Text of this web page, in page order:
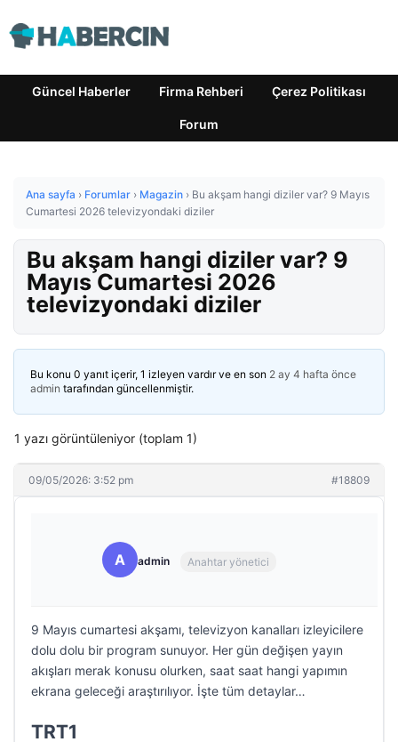
Güncel Haberler Firma Rehberi Çerez Politikası
Forum
Ana sayfa › Forumlar › Magazin › Bu akşam hangi diziler var? 9 Mayıs
Cumartesi 2026 televizyondaki diziler
Bu akşam hangi diziler var? 9
Mayıs Cumartesi 2026
televizyondaki diziler
Bu konu 0 yanıt içerir, 1 izleyen vardır ve en son 2 ay 4 hafta önce
admin tarafından güncellenmiştir.
1 yazı görüntüleniyor (toplam 1)
09/05/2026: 3:52 pm #18809
A admin Anahtar yönetici
9 Mayıs cumartesi akşamı, televizyon kanalları izleyicilere
dolu dolu bir program sunuyor. Her gün değişen yayın
akışları merak konusu olurken, saat saat hangi yapımın
ekrana geleceği araştırılıyor. İşte tüm detaylar…
TRT1